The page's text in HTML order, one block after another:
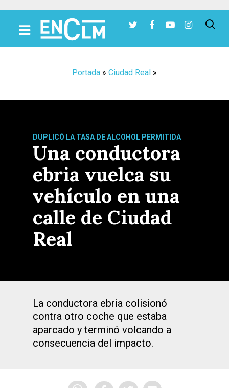
Portada » Ciudad Real »
DUPLICÓ LA TASA DE ALCOHOL PERMITIDA
Una conductora
ebria vuelca su
vehículo en una
calle de Ciudad
Real
La conductora ebria colisionó
contra otro coche que estaba
aparcado y terminó volcando a
consecuencia del impacto.